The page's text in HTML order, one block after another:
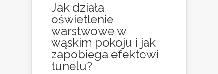
Jak działa
oświetlenie
warstwowe w
wąskim pokoju i jak
zapobiega efektowi
tunelu?